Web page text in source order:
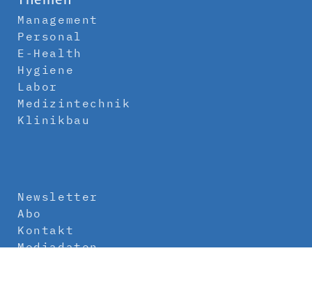
Management
Personal
E-Health
Hygiene
Labor
Medizintechnik
Klinikbau
Newsletter
Abo
Kontakt
Mediadaten